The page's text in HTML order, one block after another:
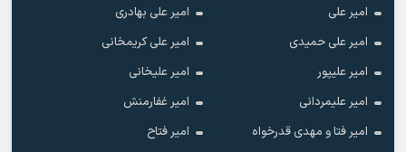
امیر علی
امیر علی بهادری
امیر علی حمیدی
امیر علی کریمخانی
امیر علیپور
امیر علیخانی
امیر علیمردانی
امیر غفارمنش
امیر فتا و مهدی قدرخواه
امیر فتاح